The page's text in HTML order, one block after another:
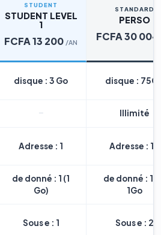
STUDENT
STUDENT LEVEL
1
FCFA 13 200 /AN
STANDARD
PERSO
FCFA 30 004
disque : 3 Go disque :
Illimité
Adresse : 1 Adresse : 10
de donné : 1 (1
Go)
de donné : 1
1Go
Sous e : 1 Sous e : 2